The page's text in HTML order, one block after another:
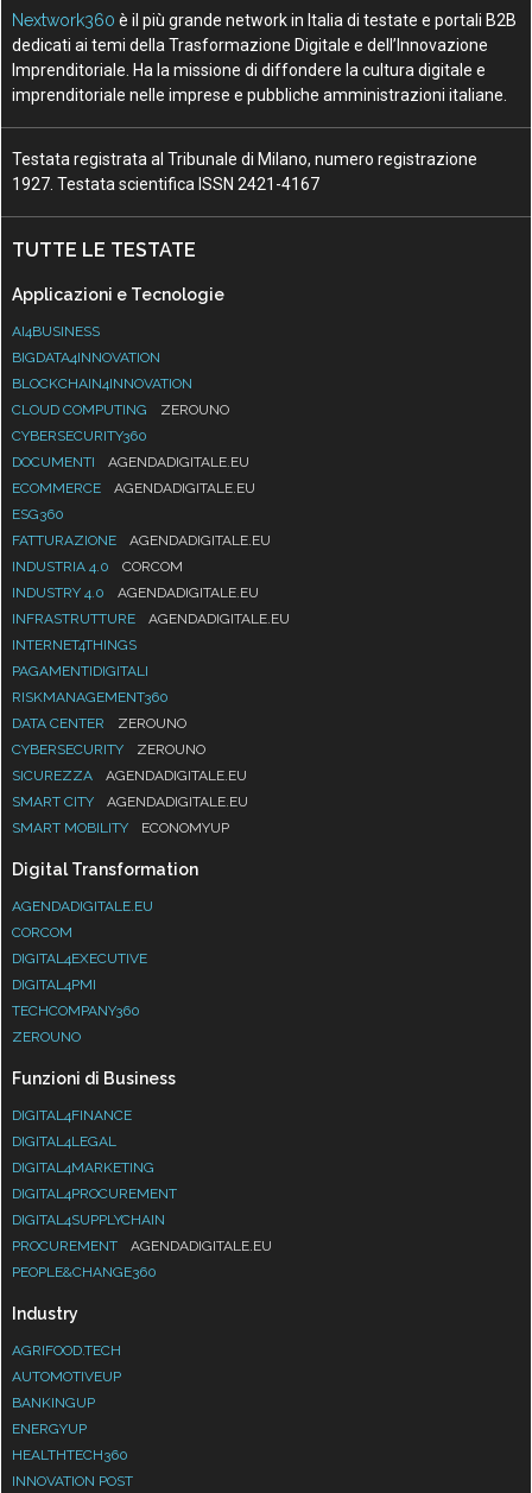
Nextwork360 è il più grande network in Italia di testate e portali B2B
dedicati ai temi della Trasformazione Digitale e dell’Innovazione
Imprenditoriale. Ha la missione di diffondere la cultura digitale e
imprenditoriale nelle imprese e pubbliche amministrazioni italiane.
Testata registrata al Tribunale di Milano, numero registrazione
1927. Testata scientifica ISSN 2421-4167
TUTTE LE TESTATE
Applicazioni e Tecnologie
AI4BUSINESS
BIGDATA4INNOVATION
BLOCKCHAIN4INNOVATION
CLOUD COMPUTING
ZEROUNO
CYBERSECURITY360
DOCUMENTI
AGENDADIGITALE.EU
ECOMMERCE
AGENDADIGITALE.EU
ESG360
FATTURAZIONE
AGENDADIGITALE.EU
INDUSTRIA 4.0
CORCOM
INDUSTRY 4.0
AGENDADIGITALE.EU
INFRASTRUTTURE
AGENDADIGITALE.EU
INTERNET4THINGS
PAGAMENTIDIGITALI
RISKMANAGEMENT360
DATA CENTER
ZEROUNO
CYBERSECURITY
ZEROUNO
SICUREZZA
AGENDADIGITALE.EU
SMART CITY
AGENDADIGITALE.EU
SMART MOBILITY
ECONOMYUP
Digital Transformation
AGENDADIGITALE.EU
CORCOM
DIGITAL4EXECUTIVE
DIGITAL4PMI
TECHCOMPANY360
ZEROUNO
Funzioni di Business
DIGITAL4FINANCE
DIGITAL4LEGAL
DIGITAL4MARKETING
DIGITAL4PROCUREMENT
DIGITAL4SUPPLYCHAIN
PROCUREMENT
AGENDADIGITALE.EU
PEOPLE&CHANGE360
Industry
AGRIFOOD.TECH
AUTOMOTIVEUP
BANKINGUP
ENERGYUP
HEALTHTECH360
INNOVATION POST